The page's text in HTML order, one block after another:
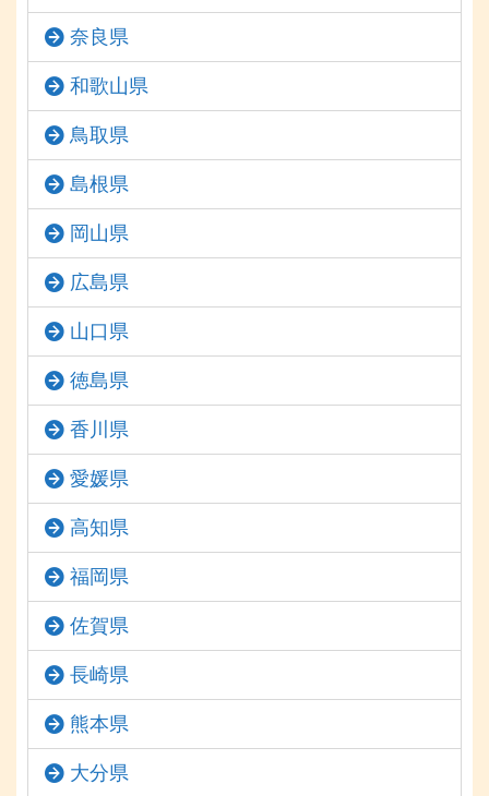
奈良県
和歌山県
鳥取県
島根県
岡山県
広島県
山口県
徳島県
香川県
愛媛県
高知県
福岡県
佐賀県
長崎県
熊本県
大分県